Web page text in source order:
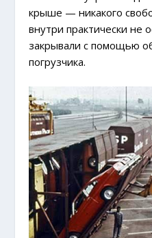
крыше — никакого
внутри практически не
закрывали с помощью
погрузчика.